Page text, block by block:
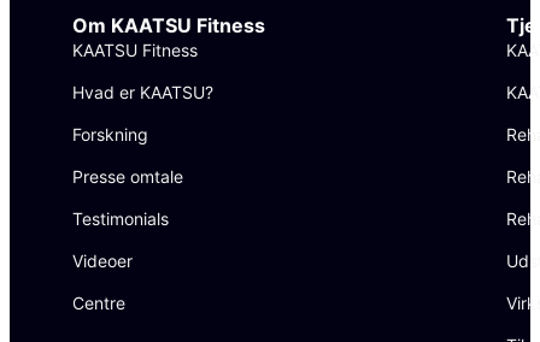
Om KAATSU Fitness
KAATSU Fitness
Hvad er KAATSU?
Forskning
Presse omtale
Testimonials
Videoer
Centre